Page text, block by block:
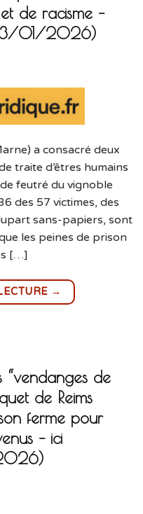
de racisme –
01/2026)
a consacré deux
traite d’êtres humains
feutré du vignoble
des 57 victimes, des
sans-papiers, sont
les peines de prison
[…]
→
“vendanges de
de Reims
ferme pour
– ici